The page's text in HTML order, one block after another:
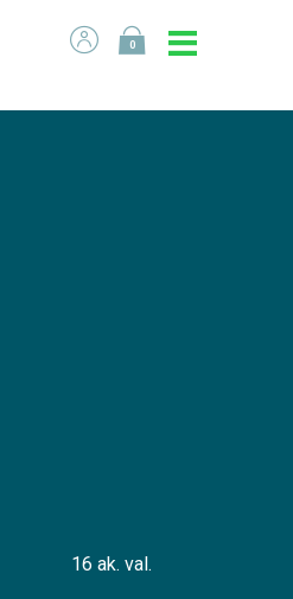
0
16 ak. val.